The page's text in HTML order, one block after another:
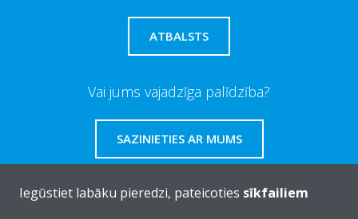
ATBALSTS
Vai jums vajadzīga palīdzība?
SAZINIETIES AR MUMS
Iegūstiet labāku pieredzi, pateicoties sīkfailiem